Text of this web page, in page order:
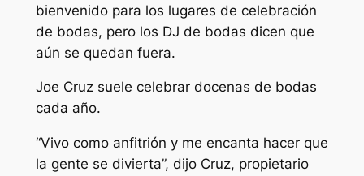
bienvenido para los lugares de celebración
de bodas, pero los DJ de bodas dicen que
aún se quedan fuera.
Joe Cruz suele celebrar docenas de bodas
cada año.
“Vivo como anfitrión y me encanta hacer que
la gente se divierta”, dijo Cruz, propietario